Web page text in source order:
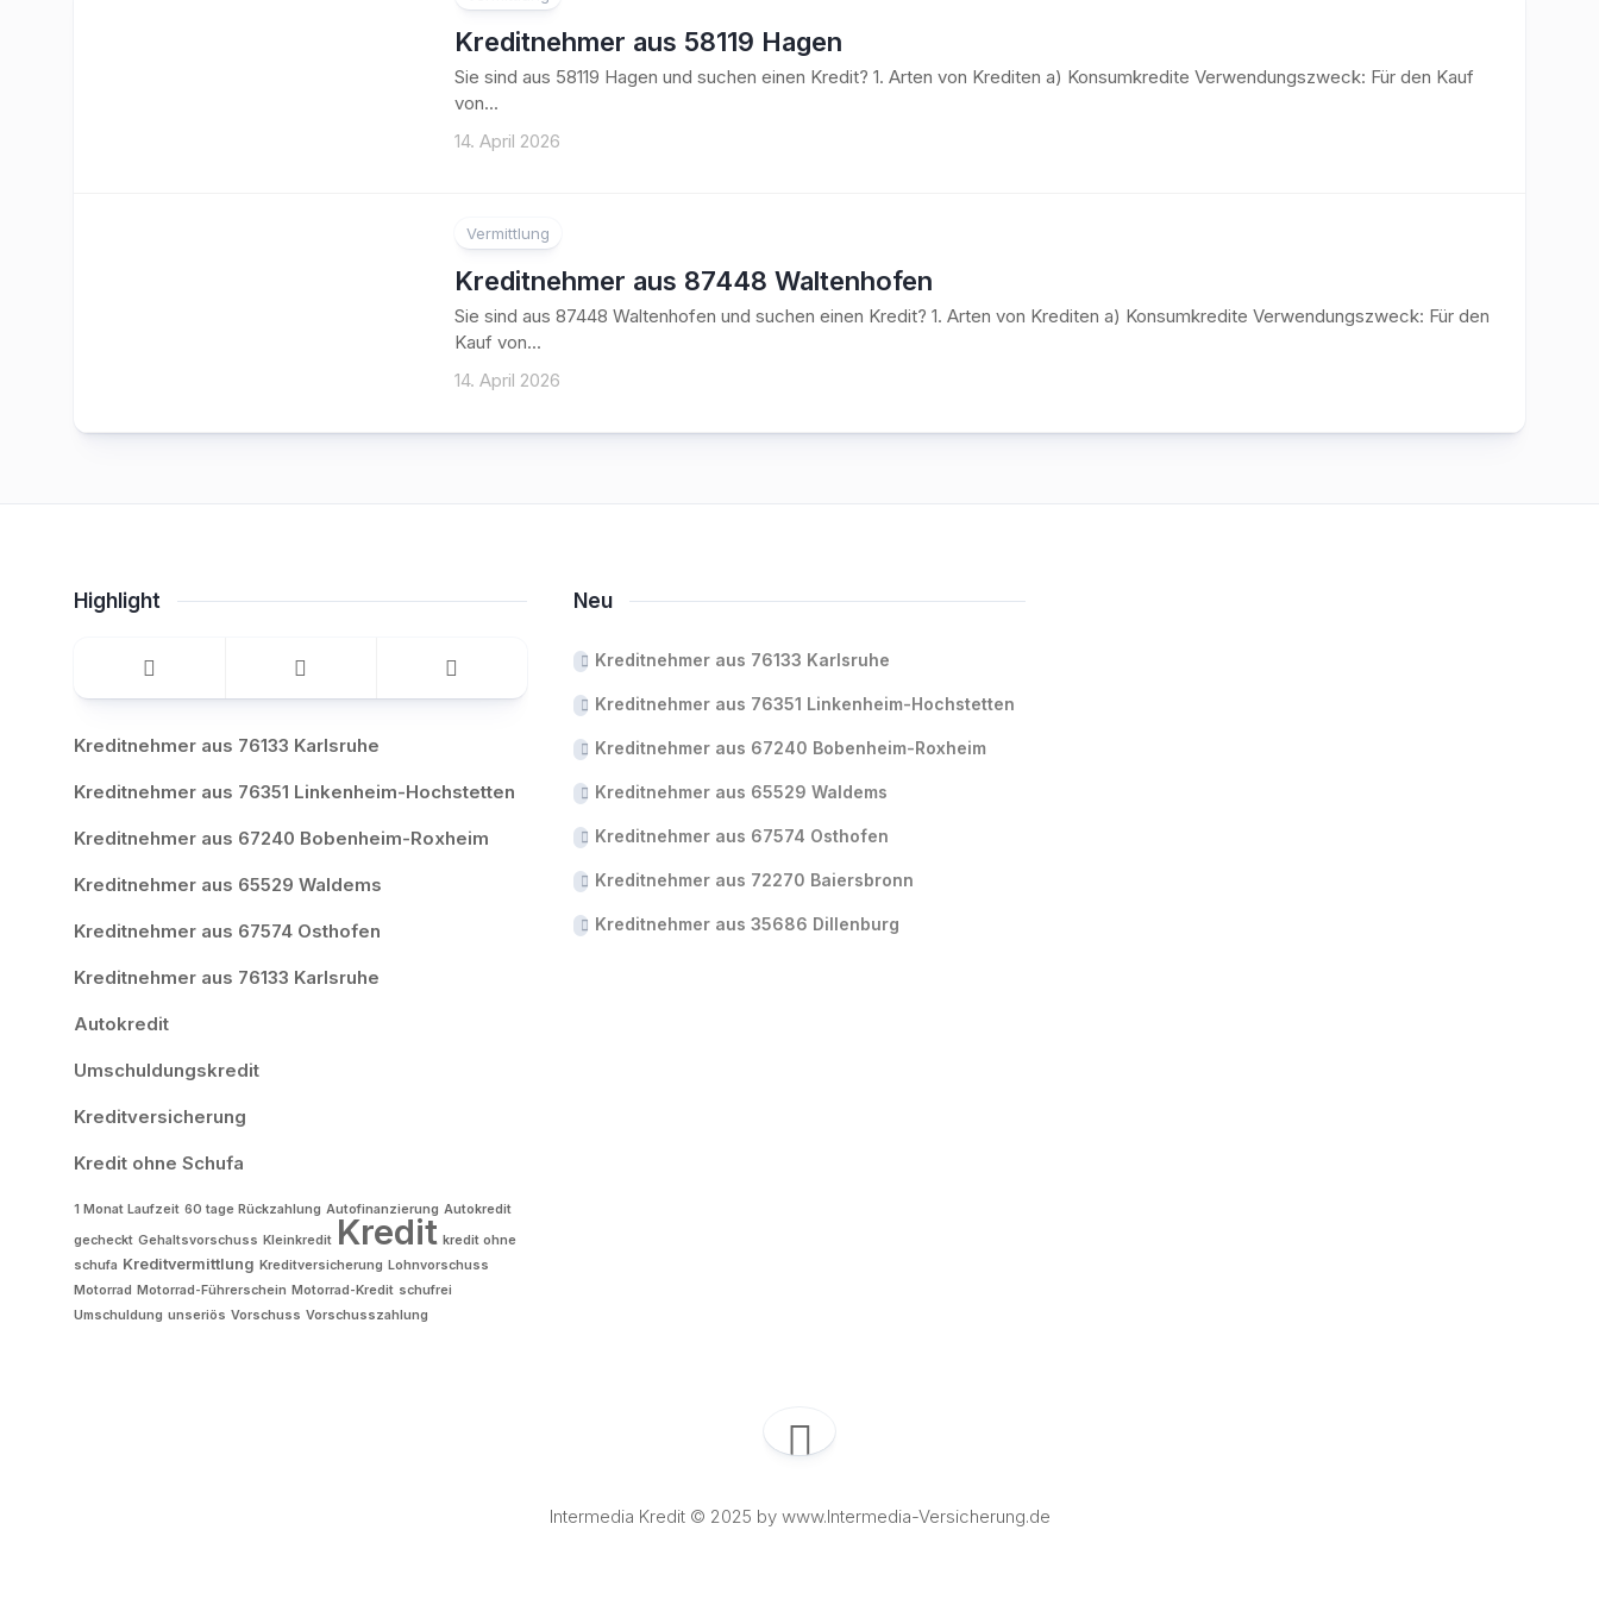
Kreditnehmer aus 58119 Hagen
Sie sind aus 58119 Hagen und suchen einen Kredit? 1. Arten von Krediten a) Konsumkredite Verwendungszweck: Für den Kauf
von...
14. April 2026
Vermittlung
Kreditnehmer aus 87448 Waltenhofen
Sie sind aus 87448 Waltenhofen und suchen einen Kredit? 1. Arten von Krediten a) Konsumkredite Verwendungszweck: Für den
Kauf von...
14. April 2026
Highlight
Kreditnehmer aus 76133 Karlsruhe
Kreditnehmer aus 76351 Linkenheim-Hochstetten
Kreditnehmer aus 67240 Bobenheim-Roxheim
Kreditnehmer aus 65529 Waldems
Kreditnehmer aus 67574 Osthofen
Kreditnehmer aus 76133 Karlsruhe
Autokredit
Umschuldungskredit
Kreditversicherung
Kredit ohne Schufa
1 Monat Laufzeit 60 tage Rückzahlung Autofinanzierung Autokredit
gecheckt Gehaltsvorschuss Kleinkredit Kredit kredit ohne
schufa Kreditvermittlung Kreditversicherung Lohnvorschuss
Motorrad Motorrad-Führerschein Motorrad-Kredit schufrei
Umschuldung unseriös Vorschuss Vorschusszahlung
Neu
Kreditnehmer aus 76133 Karlsruhe
Kreditnehmer aus 76351 Linkenheim-Hochstetten
Kreditnehmer aus 67240 Bobenheim-Roxheim
Kreditnehmer aus 65529 Waldems
Kreditnehmer aus 67574 Osthofen
Kreditnehmer aus 72270 Baiersbronn
Kreditnehmer aus 35686 Dillenburg
Intermedia Kredit © 2025 by www.Intermedia-Versicherung.de